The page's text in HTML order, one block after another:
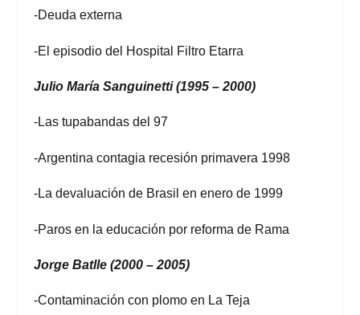
-Deuda externa
-El episodio del Hospital Filtro Etarra
Julio María Sanguinetti (1995 – 2000)
-Las tupabandas del 97
-Argentina contagia recesión primavera 1998
-La devaluación de Brasil en enero de 1999
-Paros en la educación por reforma de Rama
Jorge Batlle (2000 – 2005)
-Contaminación con plomo en La Teja